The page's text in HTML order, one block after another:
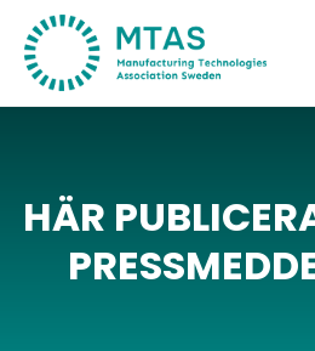
Skip
links
Skip
primary
content
HÄR